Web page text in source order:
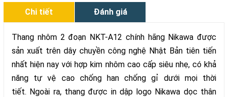
Chi tiết Đánh giá
Thang nhôm 2 đoạn NKT-A12 chính hãng Nikawa được
sản xuất trên dây chuyền công nghệ Nhật Bản tiên tiến
nhất hiện nay với hợp kim nhôm cao cấp siêu nhẹ, có khả
năng tự vệ cao chống han chống gỉ dưới mọi thời
tiết. Ngoài ra, thang được in dập logo Nikawa dọc thân